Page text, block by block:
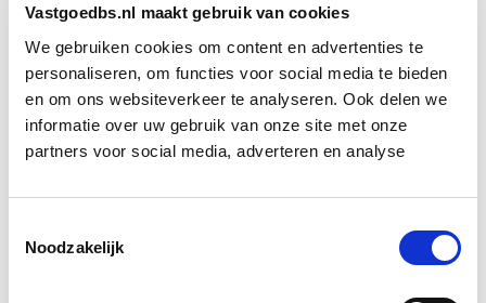
Vastgoedbs.nl maakt gebruik van cookies
We gebruiken cookies om content en advertenties te
personaliseren, om functies voor social media te bieden
en om ons websiteverkeer te analyseren. Ook delen we
informatie over uw gebruik van onze site met onze
partners voor social media, adverteren en analyse
Noodzakelijk
Deze module geeft je een goed inzicht in de
ontwikkeling van de bouwkunde door de jaren
heen. Deze kennis is relevant omdat we nog
steeds elementen uit eerdere bouwperiodes
terugvinden. Daarnaast kan een bouwproject